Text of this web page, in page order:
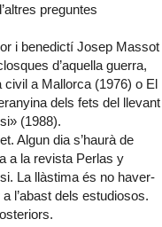
preguntes
i benedictí Josep Massot
d’aquella guerra,
a Mallorca (1976) o El
dels fets del llevant
(1988).
Algun dia s’haurà de
a la revista Perlas y
La llàstima és no haver-
l’abast dels estudiosos.